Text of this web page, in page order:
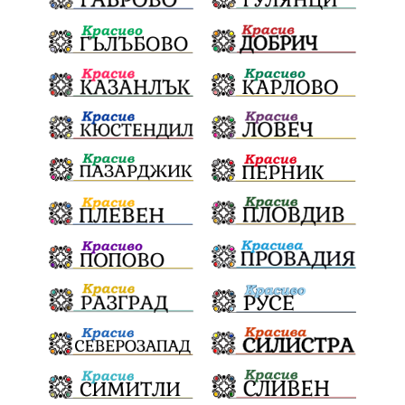
„Отваряне на града към морето“
Негодна за пиене вода във Варненско
цялостно обновяване Музеъ на мозайките
и прилежащия парк в Девня
Гражданска инициатива „Парад на гордостта“
по спортна гимнастика 2026 Православие
Паралел България и Унгария полет в Космоса
българин в Космоса майор Георги Иванов
Добри новини за Белослав